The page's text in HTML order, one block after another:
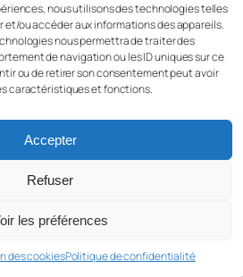
nous utilisons des technologies telles
et/ou accéder aux informations des appareils.
nous permettra de traiter des
de navigation ou les ID uniques sur ce
ou de retirer son consentement peut avoir
caractéristiques et fonctions.
Accepter
Refuser
les préférences
des cookiesPolitique de confidentialité
Évènements
Boutique
Compositions
Thèmes